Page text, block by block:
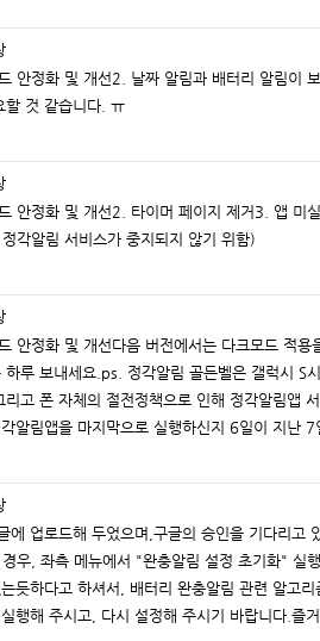
정화 및 개선2. 날짜 알림과 배터리 알림이
할 것 같습니다. ㅠ
정화 및 개선2. 타이머 페이지 제거3. 앱 미
각알림 서비스가 중지되지 않기 위함)
정화 및 개선다음 버전에서는 다크모드 적용
루 보내세요.ps. 정각알림 골든벨은 갤럭시 S
고 폰 자체의 절전정책으로 인해 정각알림앱
알림앱을 마지막으로 실행하신지 6일이 지난
에 업로드해 두었으며,구글의 승인을 기다리
우, 좌측 메뉴에서 "완충알림 설정 초기화" 실
듯하다고 하셔서, 배터리 완충알림 관련 알고
행해 주시고, 다시 설정해 주시기 바랍니다.즐